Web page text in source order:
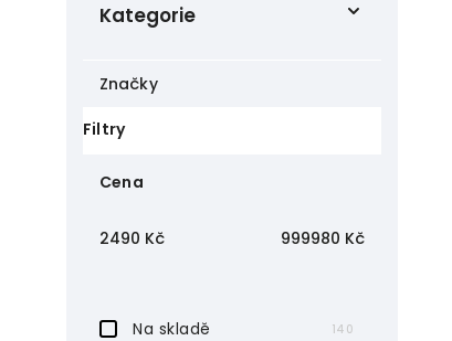
Kategorie
Filtry
Cena
2490 Kč 999980 Kč
Na skladě 140
Značky